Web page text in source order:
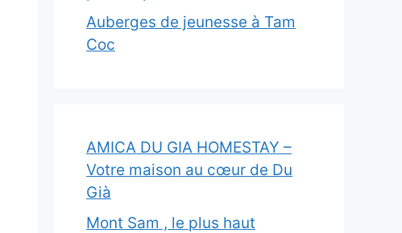
Auberges de jeunesse à Tam
Coc
AMICA DU GIA HOMESTAY –
Votre maison au cœur de Du
Già
Mont Sam , le plus haut